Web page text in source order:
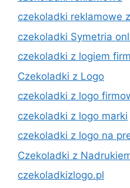
czekoladki reklamowe
czekoladki Symetria
czekoladki z logiem
Czekoladki z Logo
czekoladki z logo
czekoladki z logo marki
czekoladki z logo na
Czekoladki z
czekoladkizlogo.pl